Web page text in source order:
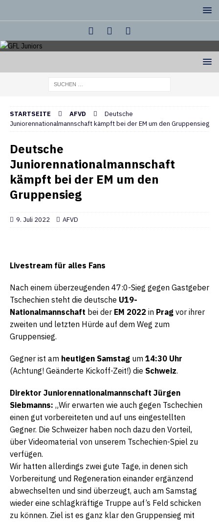
STARTSEITE AFVD
Deutsche
Juniorennationalmannschaft kämpft bei der EM um den Gruppensieg
Deutsche
Juniorennationalmannschaft
kämpft bei der EM um den
Gruppensieg
9. Juli 2022 AFVD
Livestream für alles Fans
Nach einem überzeugenden 47:0-Sieg gegen Gastgeber
Tschechien steht die deutsche U19-
Nationalmannschaft bei der EM 2022 in Prag vor ihrer
zweiten und letzten Hürde auf dem Weg zum
Gruppensieg.
Gegner ist am heutigen Samstag um 14:30 Uhr
(Achtung! Geänderte Kickoff-Zeit!) die Schweiz.
Direktor Juniorennationalmannschaft Jürgen
Siebmanns: „Wir erwarten wie auch gegen Tschechien
einen gut vorbereiteten und auf uns eingestellten
Gegner. Die Schweizer haben noch dazu den Vorteil,
über Videomaterial von unserem Tschechien-Spiel zu
verfügen.
Wir hatten allerdings zwei gute Tage, in denen sich
Vorbereitung und Regeneration einander ergänzend
abwechselten und sind überzeugt, auch am Samstag
wieder eine schlagkräftige Truppe auf’s Feld schicken
zu können. Ziel ist es ganz klar den Gruppensieg mit